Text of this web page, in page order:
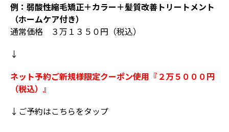
例：弱酸性縮毛矯正＋カラー＋髪質改善トリートメント
（ホームケア付き）
通常価格 ３万１３５０円（税込）
↓
ネット予約ご新規様限定クーポン使用『２万５０００円
（税込）』
↓ご予約はこちらをタップ